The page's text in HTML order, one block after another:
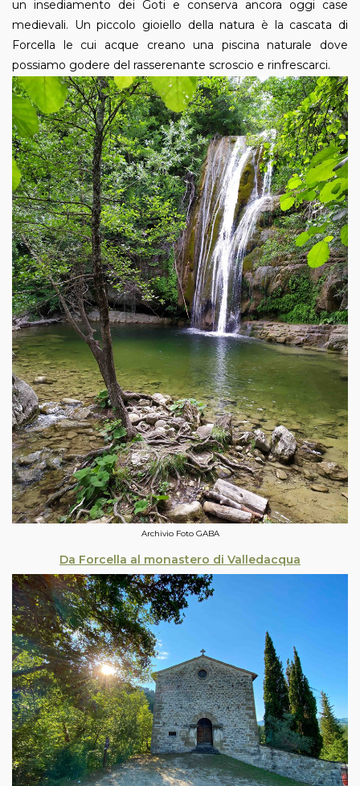
un insediamento dei Goti e conserva ancora oggi case
medievali. Un piccolo gioiello della natura è la cascata di
Forcella le cui acque creano una piscina naturale dove
possiamo godere del rasserenante scroscio e rinfrescarci.
Archivio Foto GABA
Da Forcella al monastero di Valledacqua